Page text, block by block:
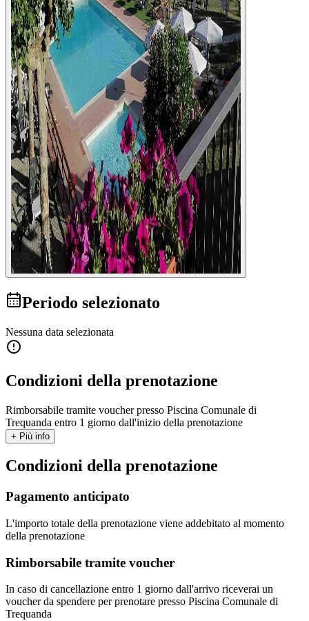
Periodo selezionato
Nessuna data selezionata
Condizioni della prenotazione
Rimborsabile tramite voucher presso Piscina Comunale di
Trequanda entro 1 giorno dall'inizio della prenotazione
+ Più info
Condizioni della prenotazione
Pagamento anticipato
L'importo totale della prenotazione viene addebitato al momento
della prenotazione
Rimborsabile tramite voucher
In caso di cancellazione entro 1 giorno dall'arrivo riceverai un
voucher da spendere per prenotare presso Piscina Comunale di
Trequanda